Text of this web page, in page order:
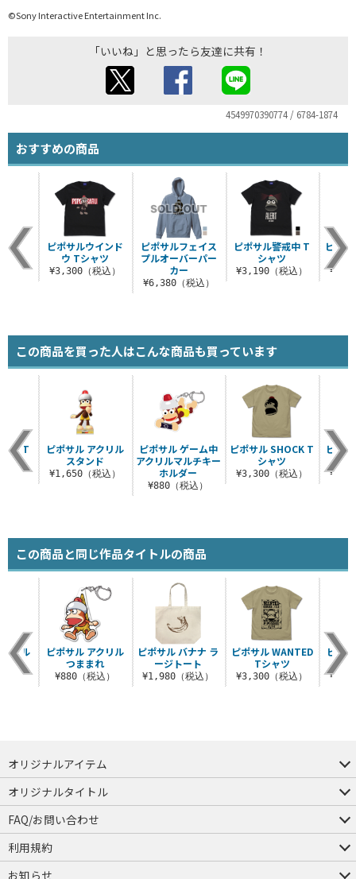
©Sony Interactive Entertainment Inc.
「いいね」と思ったら友達に共有！
4549970390774 / 6784-1874
おすすめの商品
ピポサルフェイス
プルオーバーパー
カー
¥6,380（税込）
ピポサル警戒中 T
シャツ
¥3,190（税込）
ピポ
ャツ
込）
ピポサルウインド
ウ Tシャツ
¥3,300（税込）
この商品を買った人はこんな商品も買っています
ピポサル ゲーム中
アクリルマルチキー
ホルダー
¥880（税込）
ピポサル SHOCK T
シャツ
¥3,300（税込）
ピポ
中 T
込）
ピポサル アクリル
スタンド
¥1,650（税込）
この商品と同じ作品タイトルの商品
ピポサル バナナ ラ
ージトート
¥1,980（税込）
ピポサル WANTED
Tシャツ
¥3,300（税込）
ピポ
リル
込）
ピポサル アクリル
つままれ
¥880（税込）
オリジナルアイテム
つままれ
つかまれ
ピョコッテ
オリジナルタイトル
アイテムヤ
ミスカトニック大學購買部
FAQ/お問い合わせ
FAQ
お問い合わせ
利用規約
会員規約・ポイント規約
特定商取引法に関する表示
プライバシーポリシー
お知らせ